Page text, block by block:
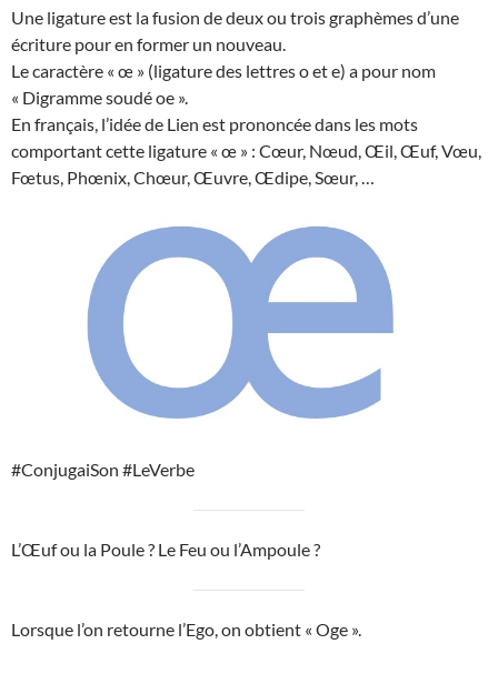
Une ligature est la fusion de deux ou trois graphèmes d’une
écriture pour en former un nouveau.
Le caractère « œ » (ligature des lettres o et e) a pour nom
« Digramme soudé oe ».
En français, l’idée de Lien est prononcée dans les mots
comportant cette ligature « œ » : Cœur, Nœud, Œil, Œuf, Vœu,
Fœtus, Phœnix, Chœur, Œuvre, Œdipe, Sœur, …
#ConjugaiSon #LeVerbe
L’Œuf ou la Poule ? Le Feu ou l’Ampoule ?
Lorsque l’on retourne l’Ego, on obtient « Oge ».